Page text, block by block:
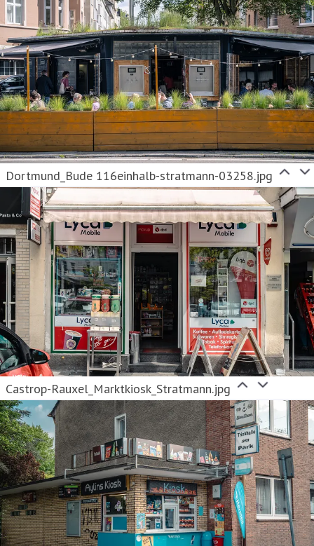
Dortmund_Bude 116einhalb-stratmann-03258.jpg
Castrop-Rauxel_Marktkiosk_Stratmann.jpg